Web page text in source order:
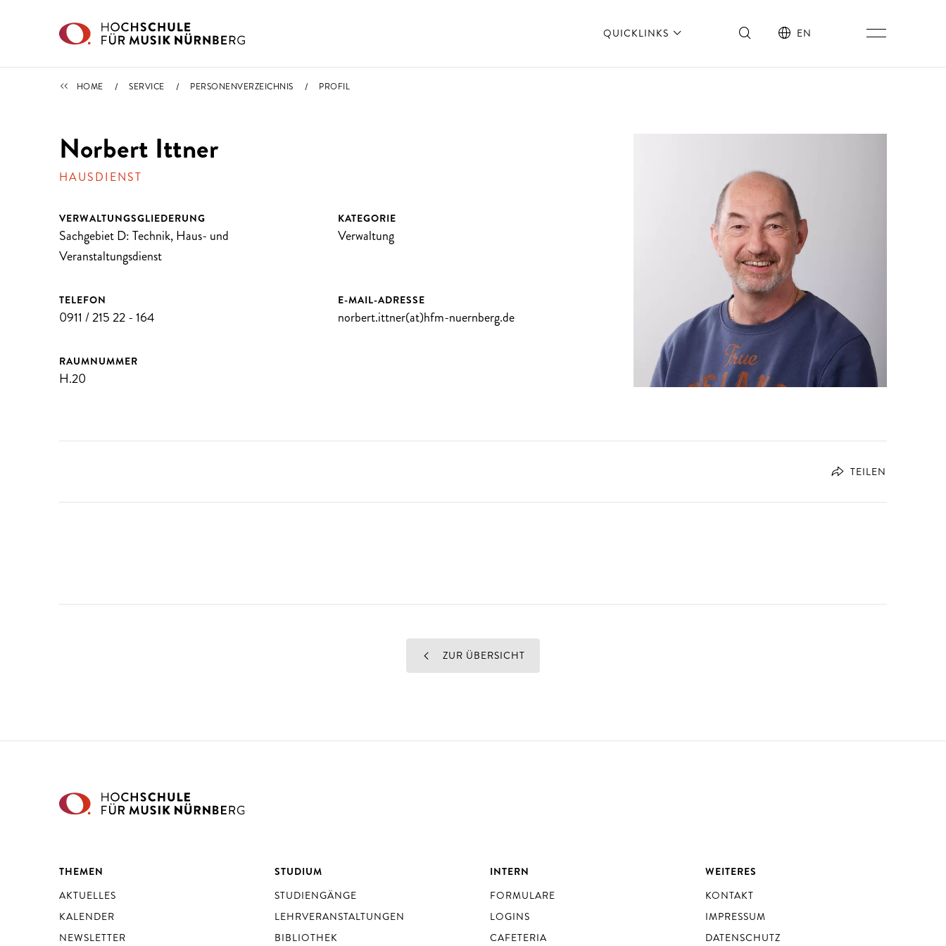
QUICKLINKS EN
PERSONENVERZEICHNIS
HOME SERVICE PERSONENVERZEICHNIS PROFIL
Norbert Ittner
HAUSDIENST
VERWALTUNGSGLIEDERUNG
Sachgebiet D: Technik, Haus- und
Veranstaltungsdienst
KATEGORIE
Verwaltung
TELEFON
0911 / 215 22 - 164
E-MAIL-ADRESSE
norbert.ittner(at)hfm-nuernberg.de
RAUMNUMMER
H.20
TEILEN
ZUR ÜBERSICHT
THEMEN
AKTUELLES
KALENDER
NEWSLETTER
STUDIUM
STUDIENGÄNGE
LEHRVERANSTALTUNGEN
BIBLIOTHEK
INTERN
FORMULARE
LOGINS
CAFETERIA
WEITERES
KONTAKT
IMPRESSUM
DATENSCHUTZ